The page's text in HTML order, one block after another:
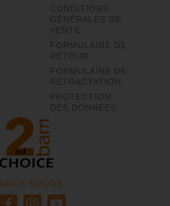
CONDITIONS
GÉNÉRALES DE
VENTE
FORMULAIRE DE
RETOUR
FORMULAIRE DE
RÉTRACTATION
PROTECTION
DES DONNÉES
NOUS SUIVRE